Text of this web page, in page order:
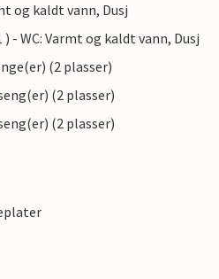
og kaldt vann, Dusj
) - WC: Varmt og kaldt vann, Dusj
(2 plasser)
(2 plasser)
(2 plasser)